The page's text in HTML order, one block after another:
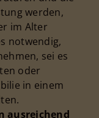
werden,
im Alter
notwendig,
sei es
oder
in einem
ausreichend